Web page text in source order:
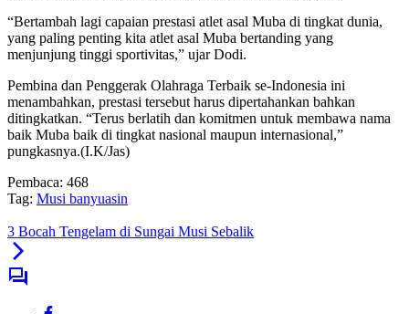
“Bertambah lagi capaian prestasi atlet asal Muba di tingkat dunia,
yang paling penting kita atlet asal Muba bertanding yang
menjunjung tinggi sportivitas,” ujar Dodi.
Pembina dan Penggerak Olahraga Terbaik se-Indonesia ini
menambahkan, prestasi tersebut harus dipertahankan bahkan
ditingkatkan. “Terus berlatih dan komitmen untuk membawa nama
baik Muba baik di tingkat nasional maupun internasional,”
pungkasnya.(I.K/Jas)
Pembaca: 468
Tag: Musi banyuasin
3 Bocah Tengelam di Sungai Musi Sebalik